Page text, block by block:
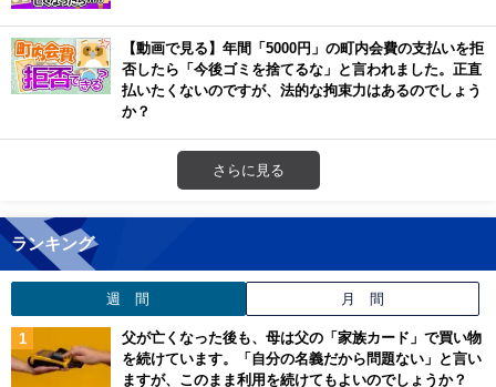
【動画で見る】年間「5000円」の町内会費の支払いを拒
否したら「今後ゴミを捨てるな」と言われました。正直
払いたくないのですが、法的な拘束力はあるのでしょう
か？
さらに見る
ランキング
週 間 月 間
父が亡くなった後も、母は父の「家族カード」で買い物
を続けています。「自分の名義だから問題ない」と言い
ますが、このまま利用を続けてもよいのでしょうか？